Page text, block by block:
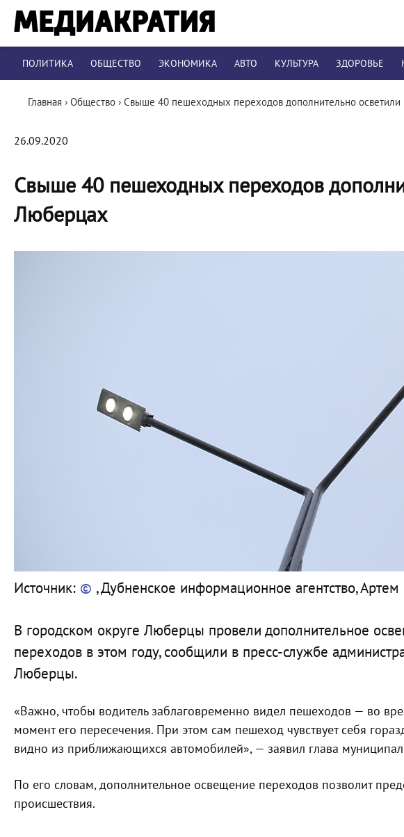
ПОЛИТИКА ОБЩЕСТВО ЭКОНОМИКА АВТО КУЛЬТУРА ЗДОРОВЬЕ
Главная › Общество › Свыше 40 пешеходных переходов дополнительно
26.09.2020
Свыше 40 пешеходных переходов
Люберцах
Источник: © , Дубненское информационное агентство, Артем
В городском округе Люберцы провели дополнительное
переходов в этом году, сообщили в пресс-службе
Люберцы.
«Важно, чтобы водитель заблаговременно видел пешеходов — во
момент его пересечения. При этом сам пешеход чувствует себя
видно из приближающихся автомобилей», — заявил глава
По его словам, дополнительное освещение переходов позволит
происшествия.